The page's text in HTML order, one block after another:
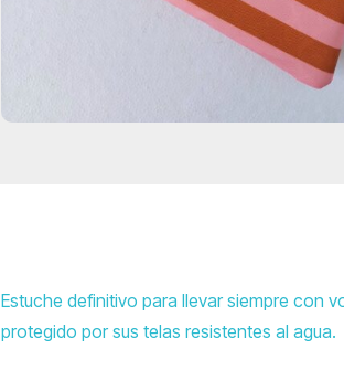
Estuche definitivo para llevar siempre con
protegido por sus telas resistentes al agua.